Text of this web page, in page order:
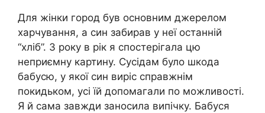
Для жінки город був основним джерелом
харчування, а син забирав у неї останній
“хліб”. З року в рік я спостерігала цю
неприємну картину. Сусідам було шкода
бабусю, у якої син виріс справжнім
покидьком, усі їй допомагали по можливості.
Я й сама завжди заносила випічку. Бабуся